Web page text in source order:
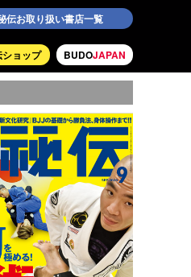
伝お取り扱い書店一覧
BUDOJAPAN
ョップ